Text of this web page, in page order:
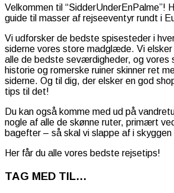
Velkommen til “SidderUnderEnPalme”!
guide til masser af rejseeventyr rundt i
Vi udforsker de bedste spisesteder i
siderne vores store madglæde. Vi
alle de bedste seværdigheder, og vores
historie og romerske ruiner skinner ret
siderne. Og til dig, der elsker en god
tips til det!
Du kan også komme med ud på
nogle af alle de skønne ruter, primært
bagefter – så skal vi slappe af i skyggen
Her får du alle vores bedste rejsetips!
TAG MED TIL…